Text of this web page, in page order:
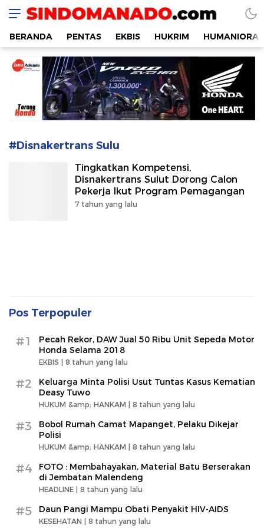
SINDOMANADO
Informatif dan Edukatif
BERANDA PENTAS EKBIS HUKRIM HUMANIORA
#Disnakertrans Sulu
Tingkatkan Kompetensi,
Disnakertrans Sulut Dorong Calon
Pekerja Ikut Program Pemagangan
7 tahun yang lalu
Pos Terpopuler
#1
Pecah Rekor, DAW Jual 50 Ribu Unit Sepeda Motor
Honda Selama 2018
EKBIS | 8 tahun yang lalu
#2
Keluarga Minta Polisi Usut Tuntas Kasus Kematian
Deasy Tuwo
HUKUM &amp; HANKAM | 8 tahun yang lalu
#3
Bobol Rumah Camat Mapanget, Pelaku Dikejar
Polisi
HUKUM &amp; HANKAM | 8 tahun yang lalu
#4
FOTO : Membahayakan, Material Batu Berserakan
di Jembatan Malendeng
HEADLINE | 8 tahun yang lalu
#5 Daun Pangi Mampu Obati Penyakit HIV-AIDS
KESEHATAN | 8 tahun yang lalu